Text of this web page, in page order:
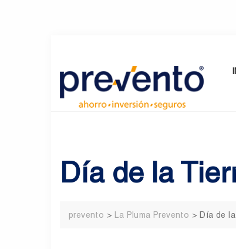
content
Día de la
prevento > La Pluma Prevento > Día de